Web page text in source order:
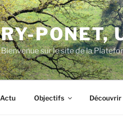
RY-PONET,
Bienvenue sur le site de la
Actu Objectifs Découvrir